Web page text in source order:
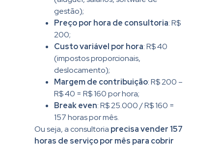
gestão);
Preço por hora de consultoria: R$
200;
Custo variável por hora: R$ 40
(impostos proporcionais,
deslocamento);
Margem de contribuição: R$ 200 –
R$ 40 = R$ 160 por hora;
Break even: R$ 25.000 / R$ 160 =
157 horas por mês.
Ou seja, a consultoria precisa vender 157
horas de serviço por mês para cobrir